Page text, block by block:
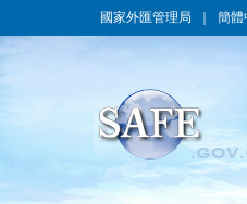
國家外匯管理局 簡體